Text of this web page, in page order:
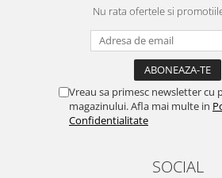
Nu rata ofertele si
Vreau sa primesc newsletter cu
magazinului. Afla mai multe in
Confidentialitate
SOCIAL